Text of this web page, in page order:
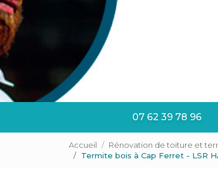
07 62 39 78 96
Accueil Rénovation de toiture et
Termite bois à Cap Ferret - LSR